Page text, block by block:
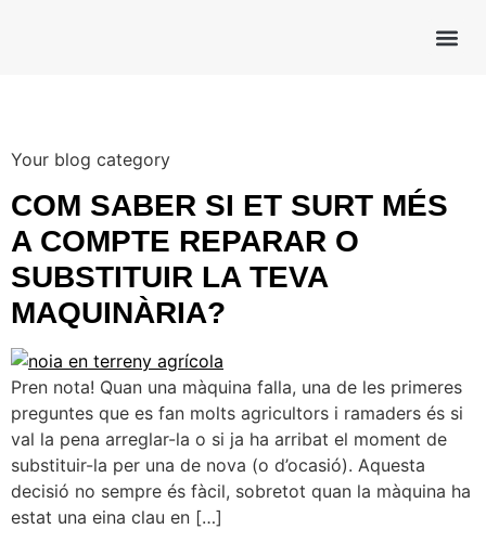
Your blog category
COM SABER SI ET SURT MÉS
A COMPTE REPARAR O
SUBSTITUIR LA TEVA
MAQUINÀRIA?
Pren nota! Quan una màquina falla, una de les primeres
preguntes que es fan molts agricultors i ramaders és si
val la pena arreglar-la o si ja ha arribat el moment de
substituir-la per una de nova (o d’ocasió). Aquesta
decisió no sempre és fàcil, sobretot quan la màquina ha
estat una eina clau en […]